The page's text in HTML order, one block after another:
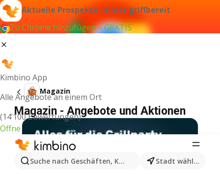
Aktuelle Prospekte immer griffbereit
Zu Chrome hinzufügen – GRATIS
Kimbino App
Alle Angebote an einem Ort
(14’100 Bewertungen)
Öffne
Suche nach Geschäften, Kategorien, Produkten...
Stadt wählen
Magazin
Magazin - Angebote und Aktionen